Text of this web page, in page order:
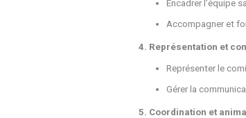
Encadrer l’équipe
Accompagner et
4. Représentation et
Représenter le
Gérer la
5. Coordination et